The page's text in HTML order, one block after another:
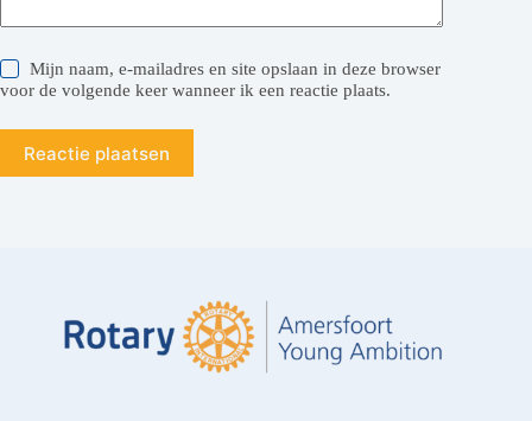
Mijn naam, e-mailadres en site opslaan in deze browser
voor de volgende keer wanneer ik een reactie plaats.
Reactie plaatsen